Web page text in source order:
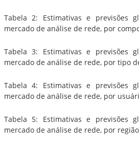
Tabela 2: Estimativas e previsões
mercado de análise de rede, por
Tabela 3: Estimativas e previsões
mercado de análise de rede, por tipo
Tabela 4: Estimativas e previsões
mercado de análise de rede, por
Tabela 5: Estimativas e previsões
mercado de análise de rede, por